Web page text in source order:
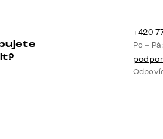
+420
Po –